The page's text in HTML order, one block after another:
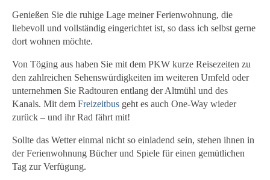
Genießen Sie die ruhige Lage meiner Ferienwohnung, die
liebevoll und vollständig eingerichtet ist, so dass ich selbst gerne
dort wohnen möchte.
Von Töging aus haben Sie mit dem PKW kurze Reisezeiten zu
den zahlreichen Sehenswürdigkeiten im weiteren Umfeld oder
unternehmen Sie Radtouren entlang der Altmühl und des
Kanals. Mit dem Freizeitbus geht es auch One-Way wieder
zurück – und ihr Rad fährt mit!
Sollte das Wetter einmal nicht so einladend sein, stehen ihnen in
der Ferienwohnung Bücher und Spiele für einen gemütlichen
Tag zur Verfügung.